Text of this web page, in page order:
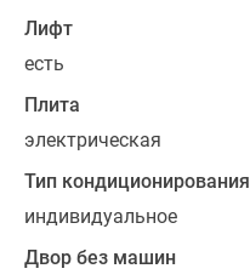
покупке
будут
доступны
с
несколькими
просторными
гардеробными,
Лифт
есть
Плита
электрическая
Тип кондиционирования
индивидуальное
Двор без машин